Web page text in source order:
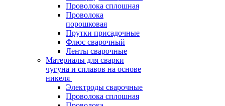
Проволока сплошная
Проволока
порошковая
Прутки присадочные
Флюс сварочный
Ленты сварочные
Материалы для сварки
чугуна и сплавов на основе
никеля
Электроды сварочные
Проволока сплошная